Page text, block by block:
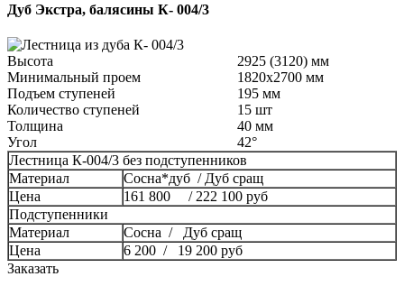
Дуб Экстра, балясины К- 004/3
Высота
2925 (3120) мм
Минимальный проем
1820x2700 мм
Подъем ступеней
195 мм
Количество ступеней
15 шт
Толщина
40 мм
Угол
42°
Лестница К-004/3 без подступенников
Материал
Сосна*дуб / Дуб сращ
Цена
161 800 / 222 100 руб
Подступенники
Материал
Сосна / Дуб сращ
Цена
6 200 / 19 200 руб
Заказать